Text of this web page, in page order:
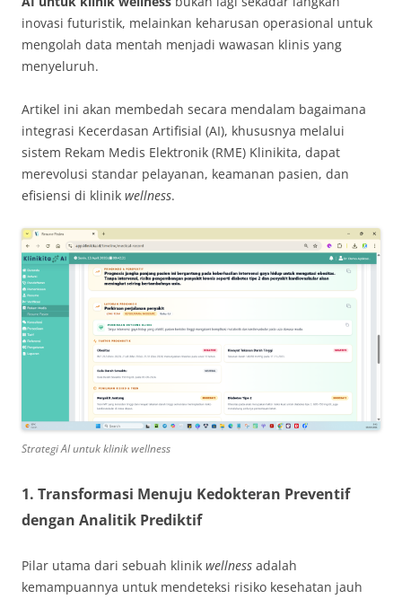
inovasi futuristik, melainkan keharusan operasional untuk
mengolah data mentah menjadi wawasan klinis yang
menyeluruh.
Artikel ini akan membedah secara mendalam bagaimana
integrasi Kecerdasan Artifisial (AI), khususnya melalui
sistem Rekam Medis Elektronik (RME) Klinikita, dapat
merevolusi standar pelayanan, keamanan pasien, dan
efisiensi di klinik wellness.
Strategi AI untuk klinik wellness
1. Transformasi Menuju Kedokteran Preventif
dengan Analitik Prediktif
Pilar utama dari sebuah klinik wellness adalah
kemampuannya untuk mendeteksi risiko kesehatan jauh